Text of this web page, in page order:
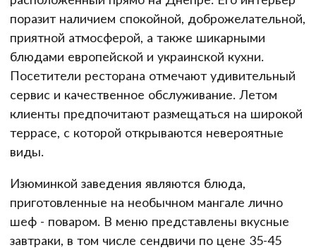
поразит наличием спокойной, доброжелательной,
приятной атмосферой, а также шикарными
блюдами европейской и украинской кухни.
Посетители ресторана отмечают удивительный
сервис и качественное обслуживание. Летом
клиенты предпочитают размещаться на широкой
террасе, с которой открываются невероятные
виды.
Изюминкой заведения являются блюда,
приготовленные на необычном мангале лично
шеф - поваром. В меню представлены вкусные
завтраки, в том числе сендвичи по цене 35-45